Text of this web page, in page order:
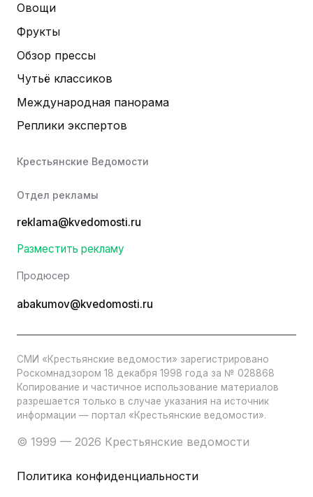
Овощи
Фрукты
Обзор прессы
Чутьё классиков
Международная панорама
Реплики экспертов
Крестьянские Ведомости
Отдел рекламы
reklama@kvedomosti.ru
Разместить рекламу
Продюсер
abakumov@kvedomosti.ru
СМИ «Крестьянские ведомости» зарегистрировано
Роскомнадзором 18 декабря 1998 года за № 028868
Копирование и частичное использование материалов
разрешается только в случае указания на источник
информации — портал «Крестьянские ведомости».
© 1999 — 2026 Крестьянские ведомости
Политика конфиденциальности